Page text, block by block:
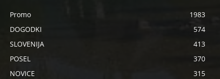
Promo
1983
DOGODKI
574
SLOVENIJA
413
POSEL
370
NOVICE
315